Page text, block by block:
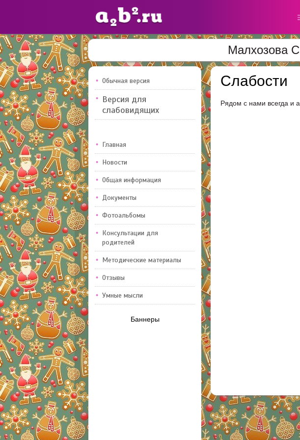
Сайты
педагогов
Добавлено — 10947
Метод.
Добавлено —
Малхозова
Обычная версия
Версия для
слабовидящих
Главная
Новости
Общая информация
Документы
Фотоальбомы
Консультации для
родителей
Методические материалы
Отзывы
Умные мысли
Баннеры
Слабости
Рядом с нами всегда и